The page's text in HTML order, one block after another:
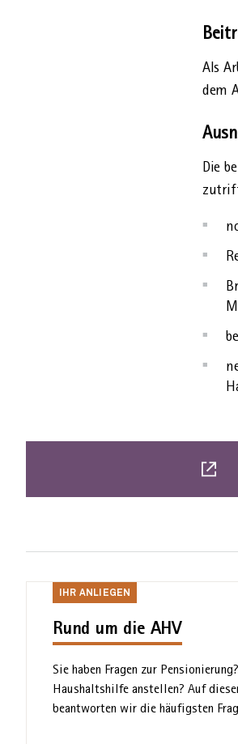
Als
dem
Die
Dies
ist
IHR ANLIEGEN
Rund um die AHV
Ihr
Sie haben Fragen zur
Haus­halts­hilfe anstellen? Auf
beantworten wir die häufigsten